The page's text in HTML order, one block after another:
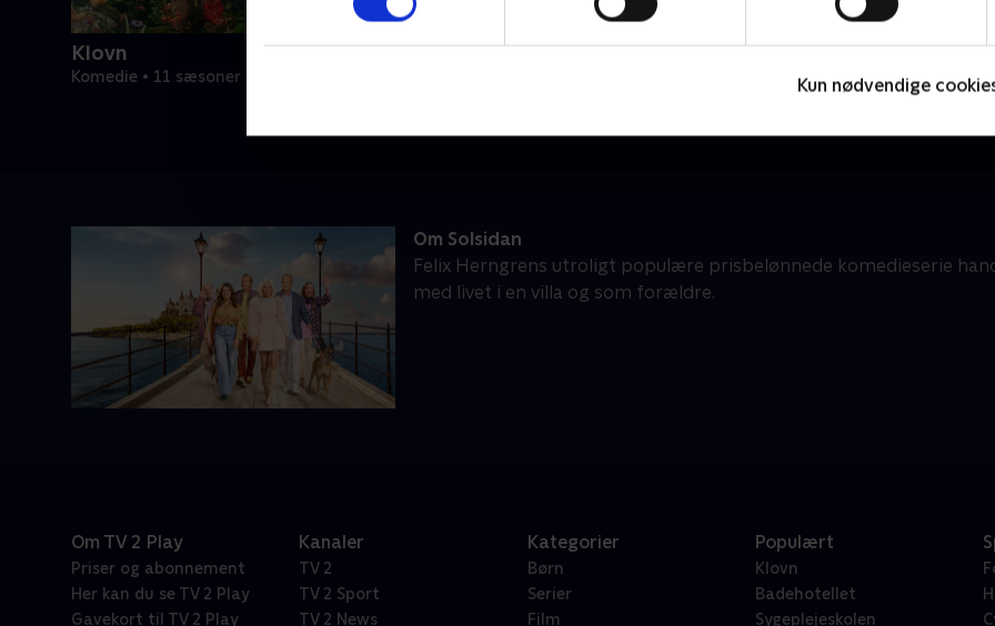
Kun nødvendige
Klovn
Komedie • 11 sæsoner
Om Solsidan
Felix Herngrens utroligt populære prisbelønnede komedieserie
med livet i en villa og som forældre.
Om TV 2 Play
Priser og abonnement
Her kan du se TV 2 Play
Gavekort til TV 2 Play
Kanaler
TV 2
TV 2 Sport
TV 2 News
Kategorier
Børn
Serier
Film
Populært
Klovn
Badehotellet
Sygeplejeskolen